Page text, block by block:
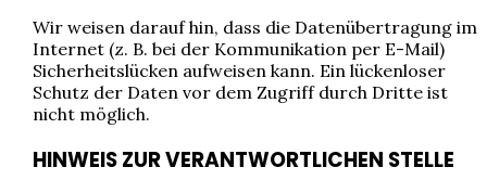
Wir weisen darauf hin, dass die Datenübertragung im
Internet (z. B. bei der Kommunikation per E-Mail)
Sicherheitslücken aufweisen kann. Ein lückenloser
Schutz der Daten vor dem Zugriff durch Dritte ist
nicht möglich.
HINWEIS ZUR VERANTWORTLICHEN STELLE